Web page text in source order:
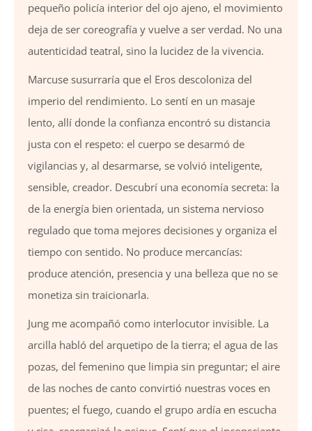
pequeño policía interior del ojo ajeno, el movimiento
deja de ser coreografía y vuelve a ser verdad. No una
autenticidad teatral, sino la lucidez de la vivencia.
Marcuse susurraría que el Eros descoloniza del
imperio del rendimiento. Lo sentí en un masaje
lento, allí donde la confianza encontró su distancia
justa con el respeto: el cuerpo se desarmó de
vigilancias y, al desarmarse, se volvió inteligente,
sensible, creador. Descubrí una economía secreta: la
de la energía bien orientada, un sistema nervioso
regulado que toma mejores decisiones y organiza el
tiempo con sentido. No produce mercancías:
produce atención, presencia y una belleza que no se
monetiza sin traicionarla.
Jung me acompañó como interlocutor invisible. La
arcilla habló del arquetipo de la tierra; el agua de las
pozas, del femenino que limpia sin preguntar; el aire
de las noches de canto convirtió nuestras voces en
puentes; el fuego, cuando el grupo ardía en escucha